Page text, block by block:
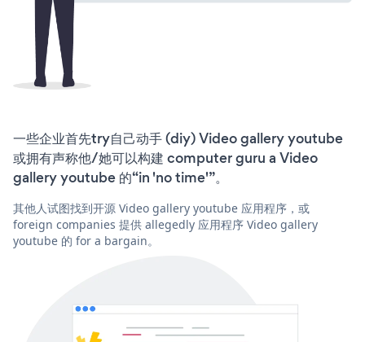
一些企业首先try自己动手 (diy) Video gallery youtube
或拥有声称他/她可以构建 computer guru a Video
gallery youtube 的“in 'no time'”。
其他人试图找到开源 Video gallery youtube 应用程序，或
foreign companies 提供 allegedly 应用程序 Video gallery
youtube 的 for a bargain。